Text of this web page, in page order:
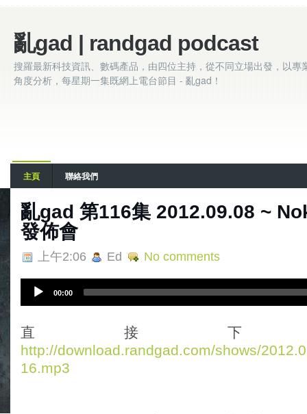
亂gad | randgad podcast
搜羅最新科技資訊、數碼產品，由四位主持，從不同立場出發，以專
角度分析，每星期一集既網上電台節目 - 亂gad！
主頁 聯絡我們
亂gad 第116集 2012.09.08 ~
發佈會
上午2:06 Ed No comments
i
o
P
00:00
直接
http://download.randgad.com/shows/
16.mp3